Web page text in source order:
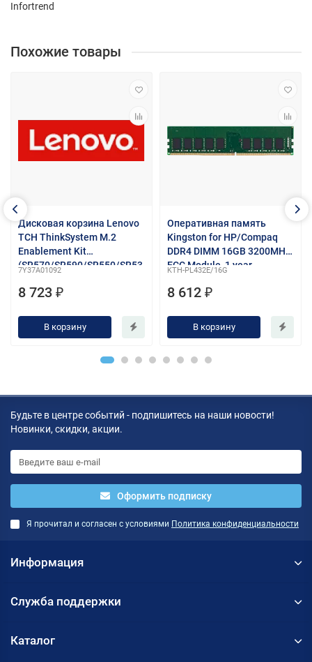
Infortrend
Похожие товары
Дисковая корзина Lenovo
TCH ThinkSystem M.2
Enablement Kit
(SR570/SR590/SR550/SR53
30/SR650/SD530/ST550/SR
7Y37A01092
8 723 ₽
В корзину
Оперативная память
Kingston for HP/Compaq
DDR4 DIMM 16GB 3200MHz
ECC Module, 1 year
KTH-PL432E/16G
8 612 ₽
В корзину
Будьте в центре событий - подпишитесь на наши новости!
Новинки, скидки, акции.
Оформить подписку
Я прочитал и согласен с условиями Политика конфиденциальности
Информация
Служба поддержки
Каталог